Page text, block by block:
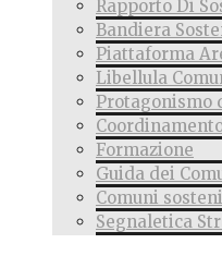
Rapporto Di
Bandiera
Piattaforma
Libellula
Protagonismo
Formazione
Guida dei
Comuni
Segnaletica